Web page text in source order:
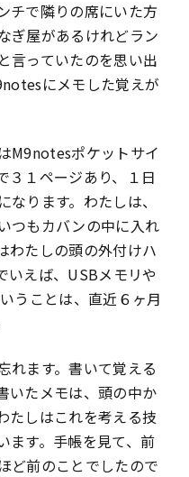
展
開
チで隣りの席にいた方
ぎ屋があるけれどラン
言っていたのを思い出
にメモした覚えが
M9notesポケットサイ
３１ページあり、１日
なります。わたしは、
つもカバンの中に入れ
わたしの頭の外付けハ
いえば、USBメモリや
うことは、直近６ヶ月
れます。書いて覚える
いたメモは、頭の中か
たしはこれを考える技
ます。手帳を見て、前
ど前のことでしたので